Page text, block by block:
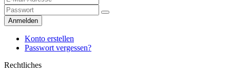
Anmelden
Konto erstellen
Passwort vergessen?
Rechtliches